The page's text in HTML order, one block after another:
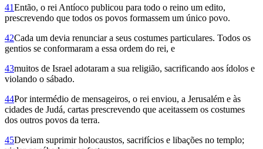
41Então, o rei Antíoco publicou para todo o reino um edito,
prescrevendo que todos os povos formassem um único povo.
42Cada um devia renunciar a seus costumes particulares. Todos os
gentios se conformaram a essa ordem do rei, e
43muitos de Israel adotaram a sua religião, sacrificando aos ídolos e
violando o sábado.
44Por intermédio de mensageiros, o rei enviou, a Jerusalém e às
cidades de Judá, cartas prescrevendo que aceitassem os costumes
dos outros povos da terra.
45Deviam suprimir holocaustos, sacrifícios e libações no templo;